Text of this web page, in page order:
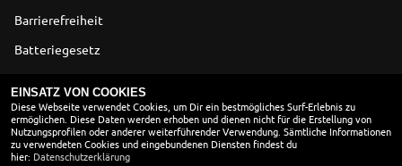
Barrierefreiheit
Batteriegesetz
ÖFFNUNGSZEITEN
Montag:
08:30 - 18:00
EINSATZ VON COOKIES
Diese Webseite verwendet Cookies, um Dir ein bestmögliches Surf-Erlebnis zu
ermöglichen. Diese Daten werden erhoben und dienen nicht für die Erstellung von
Nutzungsprofilen oder anderer weiterführender Verwendung. Sämtliche Informationen
zu verwendeten Cookies und eingebundenen Diensten findest du
hier: Datenschutzerklärung